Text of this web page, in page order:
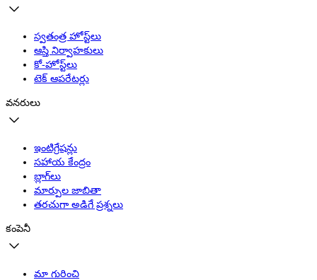
స్వతంత్ర హోస్ట్‌లు
ఆస్తి నిర్వాహకులు
కో-హోస్ట్‌లు
టెక్ ఆపరేటర్లు
వనరులు
ఇంటిగ్రేషన్లు
సహాయ కేంద్రం
బ్లాగ్‌లు
మార్పుల జాబితా
తరచుగా అడిగే ప్రశ్నలు
కంపెనీ
మా గురించి